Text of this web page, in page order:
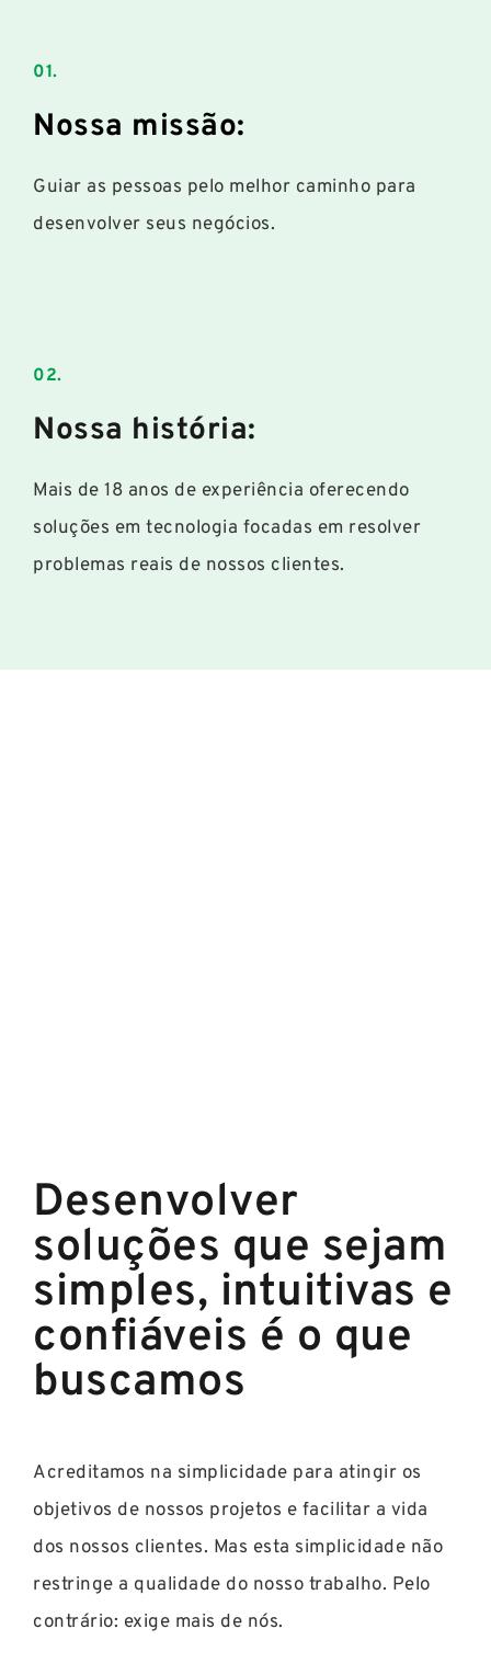
01.
Nossa missão:
Guiar as pessoas pelo melhor caminho para
desenvolver seus negócios.
02.
Nossa história:
Mais de 18 anos de experiência oferecendo
soluções em tecnologia focadas em resolver
problemas reais de nossos clientes.
Desenvolver
soluções que sejam
simples, intuitivas e
confiáveis é o que
buscamos
Acreditamos na simplicidade para atingir os
objetivos de nossos projetos e facilitar a vida
dos nossos clientes. Mas esta simplicidade não
restringe a qualidade do nosso trabalho. Pelo
contrário: exige mais de nós.